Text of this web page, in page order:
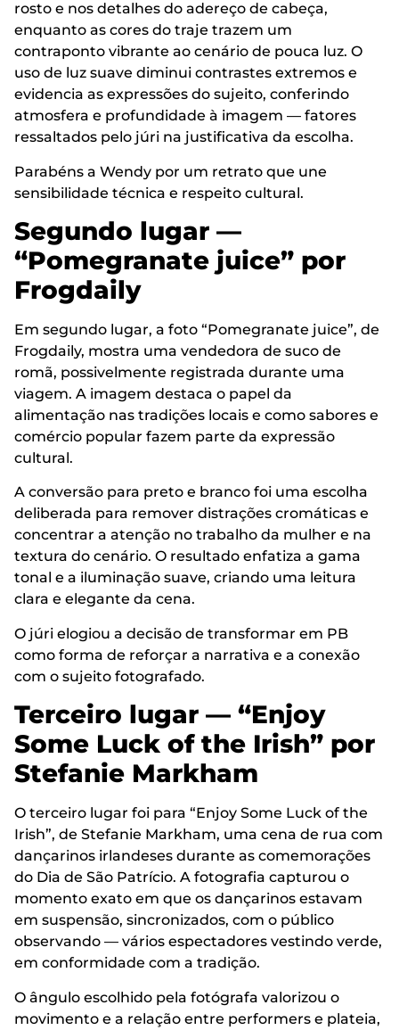
rosto e nos detalhes do adereço de cabeça,
enquanto as cores do traje trazem um
contraponto vibrante ao cenário de pouca luz. O
uso de luz suave diminui contrastes extremos e
evidencia as expressões do sujeito, conferindo
atmosfera e profundidade à imagem — fatores
ressaltados pelo júri na justificativa da escolha.
Parabéns a Wendy por um retrato que une
sensibilidade técnica e respeito cultural.
Segundo lugar —
“Pomegranate juice” por
Frogdaily
Em segundo lugar, a foto “Pomegranate juice”, de
Frogdaily, mostra uma vendedora de suco de
romã, possivelmente registrada durante uma
viagem. A imagem destaca o papel da
alimentação nas tradições locais e como sabores e
comércio popular fazem parte da expressão
cultural.
A conversão para preto e branco foi uma escolha
deliberada para remover distrações cromáticas e
concentrar a atenção no trabalho da mulher e na
textura do cenário. O resultado enfatiza a gama
tonal e a iluminação suave, criando uma leitura
clara e elegante da cena.
O júri elogiou a decisão de transformar em PB
como forma de reforçar a narrativa e a conexão
com o sujeito fotografado.
Terceiro lugar — “Enjoy
Some Luck of the Irish” por
Stefanie Markham
O terceiro lugar foi para “Enjoy Some Luck of the
Irish”, de Stefanie Markham, uma cena de rua com
dançarinos irlandeses durante as comemorações
do Dia de São Patrício. A fotografia capturou o
momento exato em que os dançarinos estavam
em suspensão, sincronizados, com o público
observando — vários espectadores vestindo verde,
em conformidade com a tradição.
O ângulo escolhido pela fotógrafa valorizou o
movimento e a relação entre performers e plateia,